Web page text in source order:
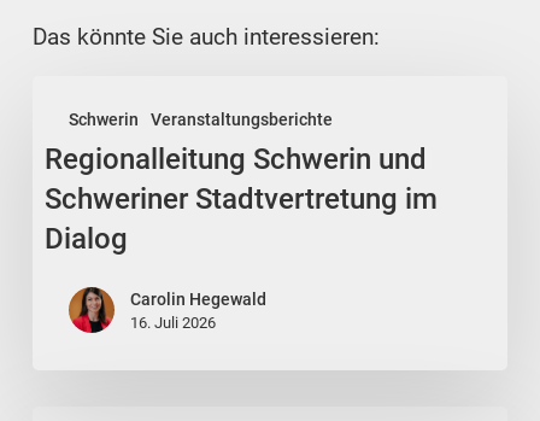
Das könnte Sie auch interessieren:
Schwerin Veranstaltungsberichte
Schwerin
und
Schweriner
Stadtvertretung
Dialog
Regionalleitung Schwerin und
Schweriner Stadtvertretung im
Dialog
Carolin Hegewald
16. Juli 2026